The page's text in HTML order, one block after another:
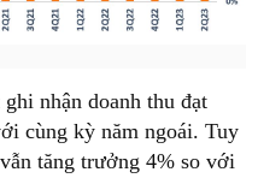
nhận doanh thu đạt
cùng kỳ năm ngoái. Tuy
tăng trưởng 4% so với